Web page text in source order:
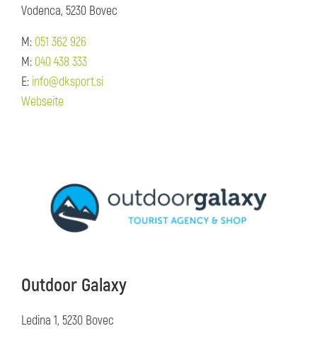
Vodenca, 5230 Bovec
M: 051 362 926
M: 040 438 333
E: info@dksport.si
Webseite
Outdoor Galaxy
Ledina 1, 5230 Bovec